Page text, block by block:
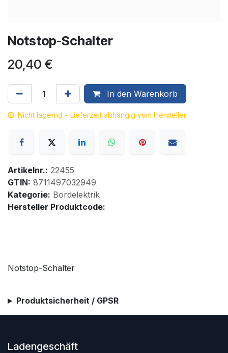
Notstop-Schalter
20,40 €
In den Warenkorb
Nicht lagernd – Lieferzeit abhängig vom Hersteller
Artikelnr.: 22455
GTIN: 8711497032949
Kategorie: Bordelektrik
Hersteller Produktcode:
Notstop-Schalter
Produktsicherheit / GPSR
Ladengeschäft